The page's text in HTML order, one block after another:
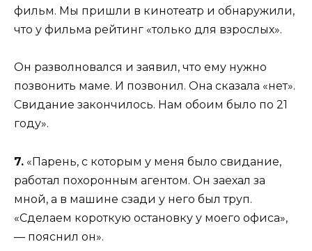
фильм. Мы пришли в кинотеатр и обнаружили,
что у фильма рейтинг «только для взрослых».
Он разволновался и заявил, что ему нужно
позвонить маме. И позвонил. Она сказала «нет».
Свидание закончилось. Нам обоим было по 21
году».
7. «Парень, с которым у меня было свидание,
работал похоронным агентом. Он заехал за
мной, а в машине сзади у него был труп.
«Сделаем короткую остановку у моего офиса»,
— пояснил он».